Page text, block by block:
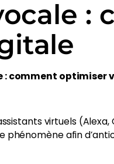
: comment
virtuels
afin